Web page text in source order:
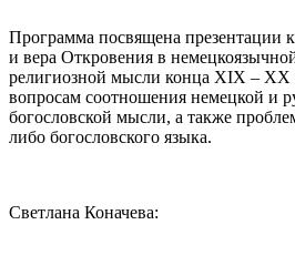
Программа посвящена
и вера Откровения в
религиозной мысли конца XIX –
вопросам соотношения немецкой и
богословской мысли, а также
либо богословского языка.
Светлана Коначева: